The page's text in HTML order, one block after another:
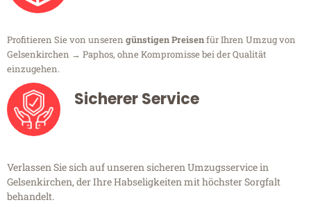
Profitieren Sie von unseren günstigen Preisenfür Ihren Umzug von
Gelsenkirchen → Paphos, ohne Kompromisse bei der Qualität
einzugehen.
Sicherer Service
Verlassen Sie sich auf unseren sicheren Umzugsservice in
Gelsenkirchen, der Ihre Habseligkeiten mit höchster Sorgfalt
behandelt.